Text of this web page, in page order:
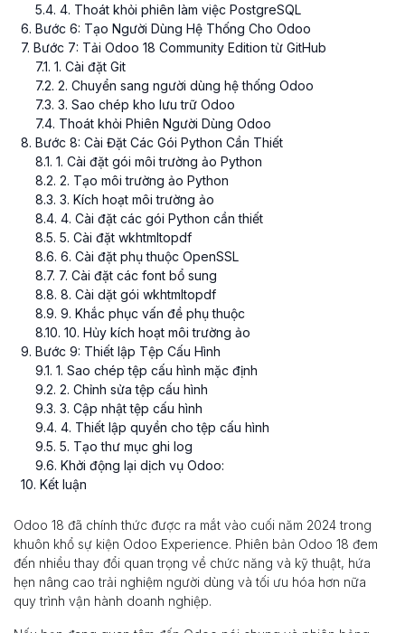
5.4. 4. Thoát khỏi phiên làm việc PostgreSQL
6. Bước 6: Tạo Người Dùng Hệ Thống Cho Odoo
7. Bước 7: Tải Odoo 18 Community Edition từ GitHub
7.1. 1. Cài đặt Git
7.2. 2. Chuyển sang người dùng hệ thống Odoo
7.3. 3. Sao chép kho lưu trữ Odoo
7.4. Thoát khỏi Phiên Người Dùng Odoo
8. Bước 8: Cài Đặt Các Gói Python Cần Thiết
8.1. 1. Cài đặt gói môi trường ảo Python
8.2. 2. Tạo môi trường ảo Python
8.3. 3. Kích hoạt môi trường ảo
8.4. 4. Cài đặt các gói Python cần thiết
8.5. 5. Cài đặt wkhtmltopdf
8.6. 6. Cài đặt phụ thuộc OpenSSL
8.7. 7. Cài đặt các font bổ sung
8.8. 8. Cài dặt gói wkhtmltopdf
8.9. 9. Khắc phục vấn đề phụ thuộc
8.10. 10. Hủy kích hoạt môi trường ảo
9. Bước 9: Thiết lập Tệp Cấu Hình
9.1. 1. Sao chép tệp cấu hình mặc định
9.2. 2. Chỉnh sửa tệp cấu hình
9.3. 3. Cập nhật tệp cấu hình
9.4. 4. Thiết lập quyền cho tệp cấu hình
9.5. 5. Tạo thư mục ghi log
9.6. Khởi động lại dịch vụ Odoo:
10. Kết luận
Odoo 18 đã chính thức được ra mắt vào cuối năm 2024 trong
khuôn khổ sự kiện Odoo Experience. Phiên bản Odoo 18 đem
đến nhiều thay đổi quan trọng về chức năng và kỹ thuật, hứa
hẹn nâng cao trải nghiệm người dùng và tối ưu hóa hơn nữa
quy trình vận hành doanh nghiệp.